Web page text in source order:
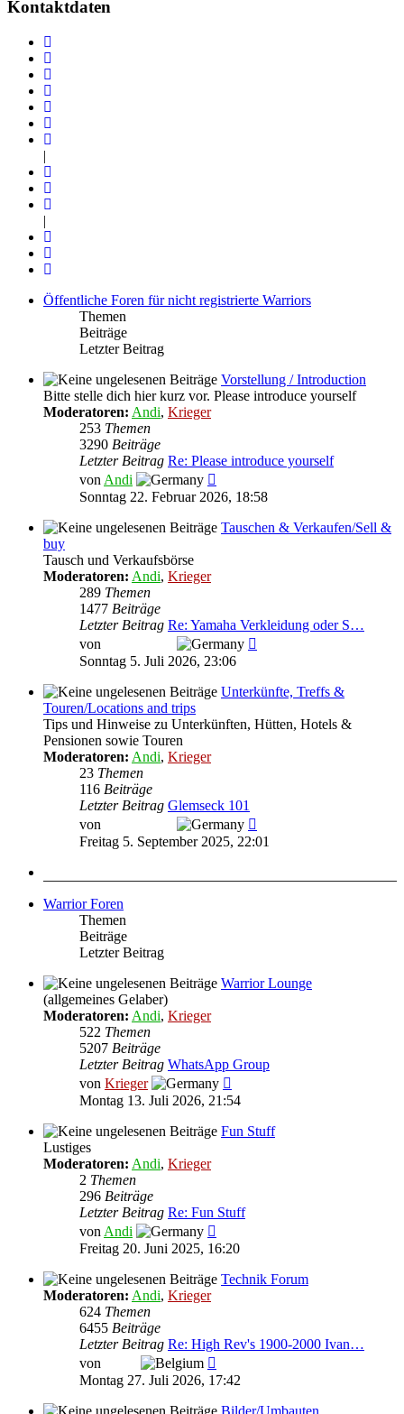
Kontaktdaten
|
|
Öffentliche Foren für nicht registrierte Warriors
Themen
Beiträge
Letzter Beitrag
Vorstellung / Introduction
Bitte stelle dich hier kurz vor. Please introduce yourself
Moderatoren: Andi, Krieger
253 Themen
3290 Beiträge
Letzter Beitrag Re: Please introduce yourself
von Andi
Beitrag
Sonntag 22. Februar 2026, 18:58
Tauschen & Verkaufen/Sell &
buy
Tausch und Verkaufsbörse
Moderatoren: Andi, Krieger
289 Themen
1477 Beiträge
Letzter Beitrag Re: Yamaha Verkleidung oder S…
von
Sonntag 5. Juli 2026, 23:06
Unterkünfte, Treffs &
Touren/Locations and trips
Tips und Hinweise zu Unterkünften, Hütten, Hotels &
Pensionen sowie Touren
Moderatoren: Andi, Krieger
23 Themen
116 Beiträge
Letzter Beitrag Glemseck 101
von
Beitrag
Freitag 5. September 2025, 22:01
Warrior Foren
Themen
Beiträge
Letzter Beitrag
Warrior Lounge
(allgemeines Gelaber)
Moderatoren: Andi, Krieger
522 Themen
5207 Beiträge
Letzter Beitrag WhatsApp Group
von Krieger
Beitrag
Montag 13. Juli 2026, 21:54
Fun Stuff
Lustiges
Moderatoren: Andi, Krieger
2 Themen
296 Beiträge
Letzter Beitrag Re: Fun Stuff
von Andi
Beitrag
Freitag 20. Juni 2025, 16:20
Technik Forum
Moderatoren: Andi, Krieger
624 Themen
6455 Beiträge
Letzter Beitrag Re: High Rev's 1900-2000 Ivan…
von
Beitrag
Montag 27. Juli 2026, 17:42
Bilder/Umbauten